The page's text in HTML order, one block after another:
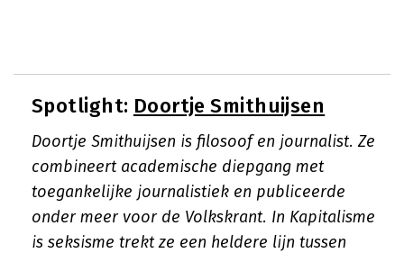
Spotlight: Doortje Smithuijsen
Doortje Smithuijsen is filosoof en journalist. Ze
combineert academische diepgang met
toegankelijke journalistiek en publiceerde
onder meer voor de Volkskrant. In Kapitalisme
is seksisme trekt ze een heldere lijn tussen